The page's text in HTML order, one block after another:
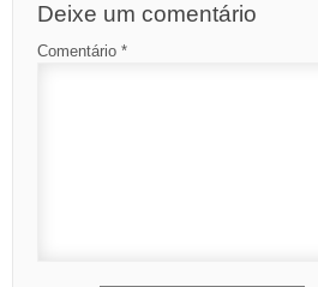
Deixe um comentário
Comentário *